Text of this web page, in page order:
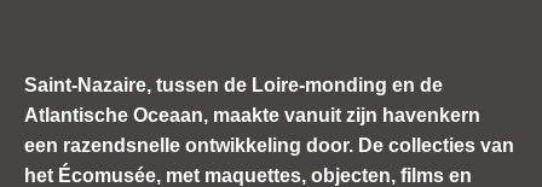
Saint-Nazaire, tussen de Loire-monding en de
Atlantische Oceaan, maakte vanuit zijn havenkern
een razendsnelle ontwikkeling door. De collecties van
het Écomusée, met maquettes, objecten, films en